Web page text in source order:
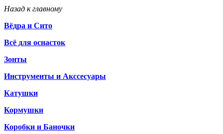
Назад к главному
Вёдра и Сито
Всё для оснасток
Зонты
Инструменты и Акссесуары
Катушки
Кормушки
Коробки и Баночки